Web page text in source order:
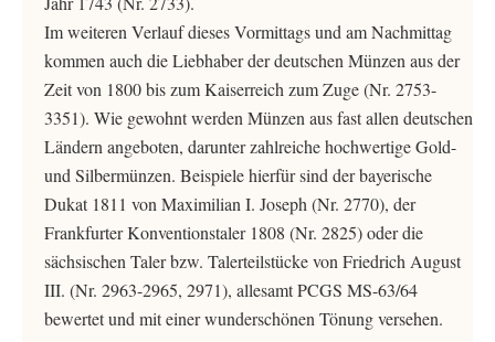
Im weiteren Verlauf dieses Vormittags und am Nachmittag
kommen auch die Liebhaber der deutschen Münzen aus der
Zeit von 1800 bis zum Kaiserreich zum Zuge (Nr. 2753-
3351). Wie gewohnt werden Münzen aus fast allen deutschen
Ländern angeboten, darunter zahlreiche hochwertige Gold-
und Silbermünzen. Beispiele hierfür sind der bayerische
Dukat 1811 von Maximilian I. Joseph (Nr. 2770), der
Frankfurter Konventionstaler 1808 (Nr. 2825) oder die
sächsischen Taler bzw. Talerteilstücke von Friedrich August
III. (Nr. 2963-2965, 2971), allesamt PCGS MS-63/64
bewertet und mit einer wunderschönen Tönung versehen.